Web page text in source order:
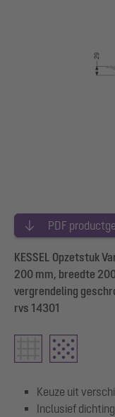
PDF
KESSEL Opzetstuk
200 mm, breedte
vergrendeling
rvs 14301
Keuze uit
Inclusief